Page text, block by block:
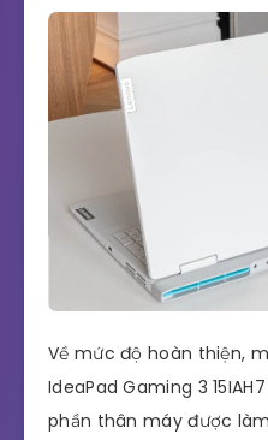
Về mức độ hoàn thiện,
IdeaPad Gaming 3
phần thân máy được